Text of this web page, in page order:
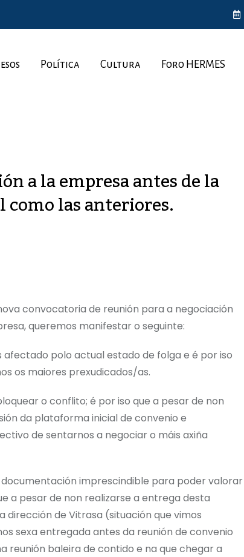
Política Cultura Foro HERMES
a la empresa antes de la
como las anteriores.
convocatoria de reunión para a negociación
queremos manifestar o seguinte:
polo actual estado de folga e é por iso
os maiores prexudicados/as.
o conflito; é por iso que a pesar de non
da plataforma inicial de convenio e
de sentarnos a negociar o máis axiña
imprescindible para poder valorar
a pesar de non realizarse a entrega desta
de Vitrasa (situación que vimos
sexa entregada antes da reunión de convenio
reunión baleira de contido e na que chegar a